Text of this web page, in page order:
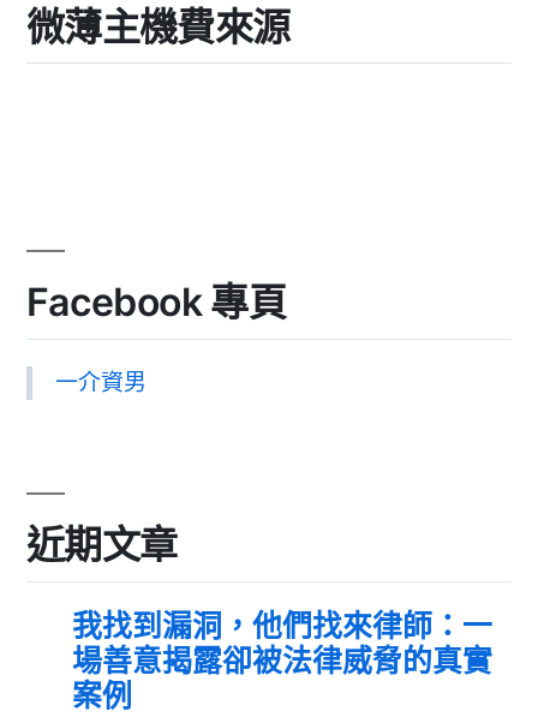
微薄主機費來源
Facebook 專頁
一介資男
近期文章
我找到漏洞，他們找來律師：一
場善意揭露卻被法律威脅的真實
案例